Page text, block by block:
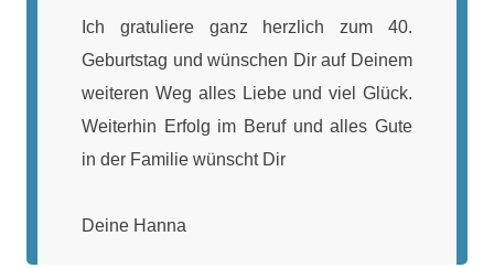
Ich gratuliere ganz herzlich zum 40.
Geburtstag und wünschen Dir auf Deinem
weiteren Weg alles Liebe und viel Glück.
Weiterhin Erfolg im Beruf und alles Gute
in der Familie wünscht Dir
Deine Hanna